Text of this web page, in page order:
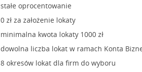
stałe oprocentowanie
0 zł za założenie lokaty
minimalna kwota lokaty 1000 zł
dowolna liczba lokat w ramach Konta
8 okresów lokat dla firm do wyboru